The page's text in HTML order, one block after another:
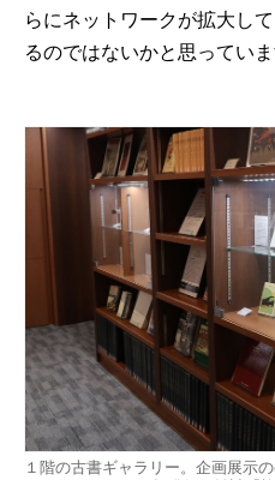
らにネットワークが拡大し
るのではないかと思っていま
１階の古書ギャラリー。企画展示